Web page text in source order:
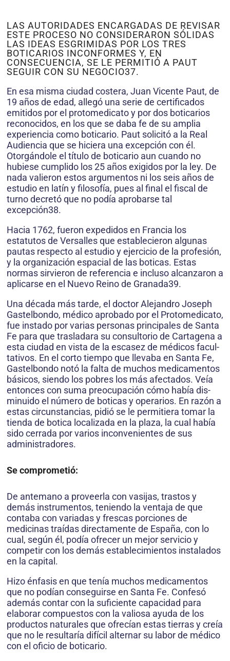
LAS AUTORIDADES ENCARGADAS DE REVISAR
ESTE PROCESO NO CONSIDERARON SÓLIDAS
LAS IDEAS ESGRI­MIDAS POR LOS TRES
BOTICARIOS INCONFORMES Y, EN
CONSECUENCIA, SE LE PERMITIÓ A PAUT
SEGUIR CON SU NEGOCIO37.
En esa misma ciudad costera, Juan Vicente Paut, de
19 años de edad, allegó una serie de cer­tificados
emitidos por el protomedicato y por dos boticarios
reconocidos, en los que se daba fe de su amplia
experiencia como boticario. Paut solicitó a la Real
Audiencia que se hiciera una excepción con él.
Otorgándole el título de boticario aun cuando no
hubiese cumplido los 25 años exigidos por la ley. De
nada valieron estos argumentos ni los seis años de
estudio en latín y filosofía, pues al final el fiscal de
turno decretó que no podía aprobarse tal
excepción38.
Hacia 1762, fueron expedidos en Francia los
estatutos de Versalles que establecieron algunas
pautas respecto al estudio y ejercicio de la profesión,
y la organización espacial de las boticas. Estas
normas sirvieron de referencia e incluso alcanzaron a
aplicarse en el Nuevo Reino de Granada39.
Una década más tarde, el doctor Alejandro Joseph
Gastelbondo, médico aprobado por el Protomedicato,
fue instado por varias personas principales de Santa
Fe para que trasladara su consultorio de Cartagena a
esta ciudad en vista de la escasez de médicos facul­
tativos. En el corto tiempo que llevaba en Santa Fe,
Gastelbondo notó la falta de muchos medicamentos
básicos, siendo los pobres los más afectados. Veía
entonces con suma preocupación cómo había dis­
minuido el número de boticas y operarios. En razón a
estas circunstancias, pidió se le permitiera tomar la
tienda de botica localizada en la plaza, la cual había
sido cerrada por varios inconvenientes de sus
administradores.
Se comprometió:
De antemano a proveerla con vasijas, trastos y
demás instrumentos, teniendo la ventaja de que
contaba con variadas y frescas porciones de
medicinas traídas directamente de España, con lo
cual, según él, podía ofrecer un mejor servicio y
competir con los demás establecimientos instalados
en la capital.
Hizo énfasis en que tenía muchos medicamentos
que no podían conseguirse en Santa Fe. Confesó
además contar con la suficiente capacidad para
elaborar compuestos con la valiosa ayuda de los
productos naturales que ofrecían estas tierras y creía
que no le resultaría difícil alternar su labor de médico
con el oficio de boticario.